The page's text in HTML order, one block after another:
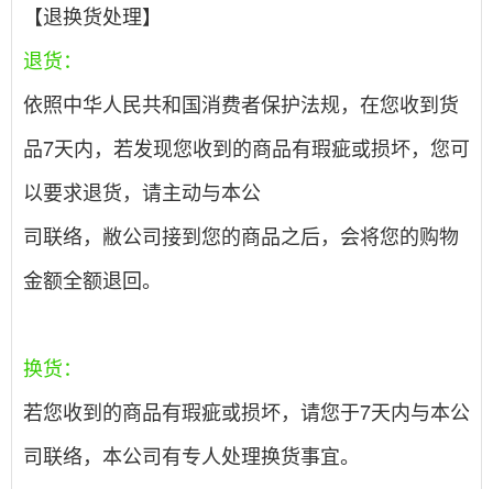
【退换货处理】
退货：
依照中华人民共和国消费者保护法规，在您收到货
品7天内，若发现您收到的商品有瑕疵或损坏，您可
以要求退货，请主动与本公
司联络，敝公司接到您的商品之后，会将您的购物
金额全额退回。
换货：
若您收到的商品有瑕疵或损坏，请您于7天内与本公
司联络，本公司有专人处理换货事宜。